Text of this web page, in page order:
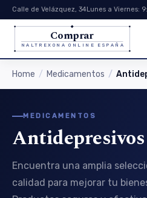
Calle de Velázquez, 34Lunes a Viernes:
Comprar
NALTREXONA ONLINE ESPAÑA
Home Medicamentos
MEDICAMENTOS
Antidepresivos
Encuentra una amplia
calidad para mejorar tu